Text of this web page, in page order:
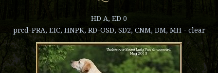
HD A, ED 0
prcd-PRA, EIC, HNPK, RD-OSD, SD2, CNM, DM, MH - clear